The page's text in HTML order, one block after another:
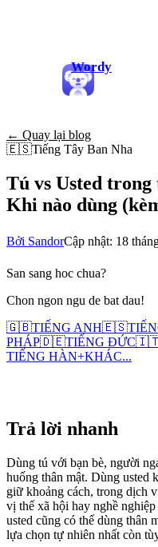
Wordy
← Quay lại blog
🇪🇸Tiếng Tây Ban Nha
Tú vs Usted
Khi nào dùng
Bởi SandorCập nhật: 18
San sang hoc chua?
Chon ngon ngu de bat dau!
🇬🇧TIẾNG ANH🇪🇸
PHÁP🇩🇪TIẾNG ĐỨC
TIẾNG HÀN+KHÁC...
Trả lời nhanh
Dùng tú với bạn bè, người
huống thân mật. Dùng usted
giữ khoảng cách, trong dịch
vị thế xã hội hay nghề
usted cũng có thể dùng thân
lựa chọn tự nhiên nhất còn